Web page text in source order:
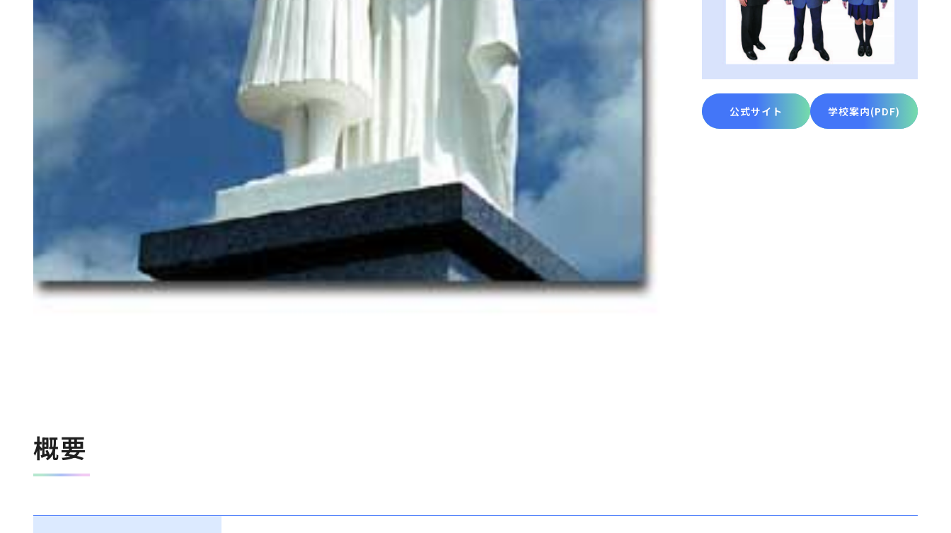
公式サイト 学校案内(PDF)
概要